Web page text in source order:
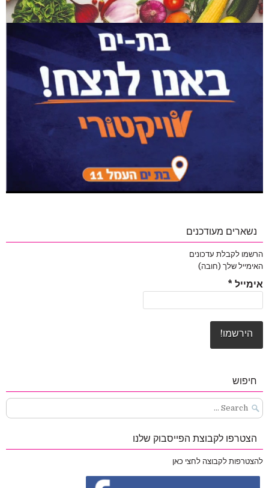
נשארים מעודכנים
הרשמו לקבלת עדכונים
האימייל שלך (חובה)
אימייל *
חיפוש
Search
for:
הצטרפו לקבוצת הפייסבוק שלנו
להצטרפות לקבוצה לחצי כאן